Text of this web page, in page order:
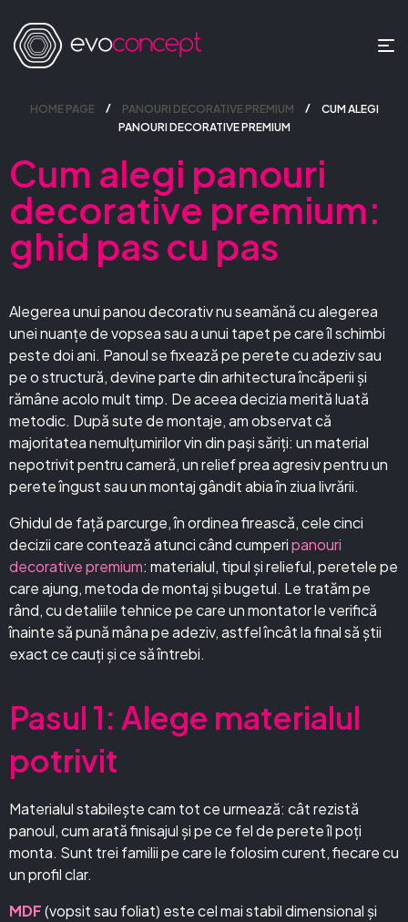
HOME PAGE PANOURI DECORATIVE PREMIUM
CUM ALEGI
PANOURI DECORATIVE PREMIUM
Cum alegi panouri
decorative premium:
ghid pas cu pas
Alegerea unui panou decorativ nu seamănă cu alegerea
unei nuanțe de vopsea sau a unui tapet pe care îl schimbi
peste doi ani. Panoul se fixează pe perete cu adeziv sau
pe o structură, devine parte din arhitectura încăperii și
rămâne acolo mult timp. De aceea decizia merită luată
metodic. După sute de montaje, am observat că
majoritatea nemulțumirilor vin din pași săriți: un material
nepotrivit pentru cameră, un relief prea agresiv pentru un
perete îngust sau un montaj gândit abia în ziua livrării.
Ghidul de față parcurge, în ordinea firească, cele cinci
decizii care contează atunci când cumperipanouri
decorative premium: materialul, tipul și relieful, peretele pe
care ajung, metoda de montaj și bugetul. Le tratăm pe
rând, cu detaliile tehnice pe care un montator le verifică
înainte să pună mâna pe adeziv, astfel încât la final să știi
exact ce cauți și ce să întrebi.
Pasul 1: Alege materialul
potrivit
Materialul stabilește cam tot ce urmează: cât rezistă
panoul, cum arată finisajul și pe ce fel de perete îl poți
monta. Sunt trei familii pe care le folosim curent, fiecare cu
un profil clar.
MDF(vopsit sau foliat) este cel mai stabil dimensional și